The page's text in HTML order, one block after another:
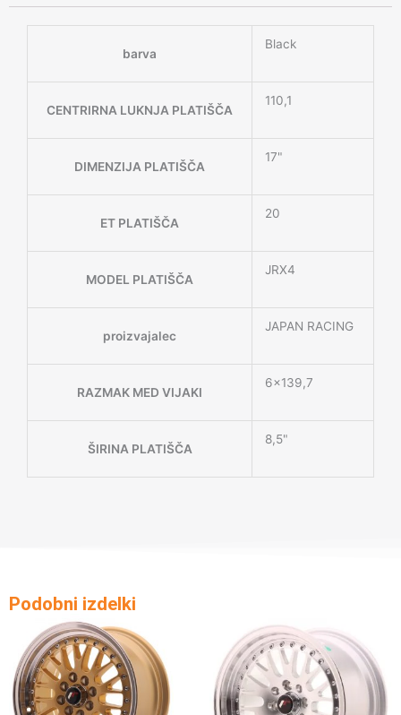
barva
Black
CENTRIRNA LUKNJA PLATIŠČA
110,1
DIMENZIJA PLATIŠČA
17"
ET PLATIŠČA
20
MODEL PLATIŠČA
JRX4
proizvajalec
JAPAN RACING
RAZMAK MED VIJAKI
6×139,7
ŠIRINA PLATIŠČA
8,5"
Podobni izdelki